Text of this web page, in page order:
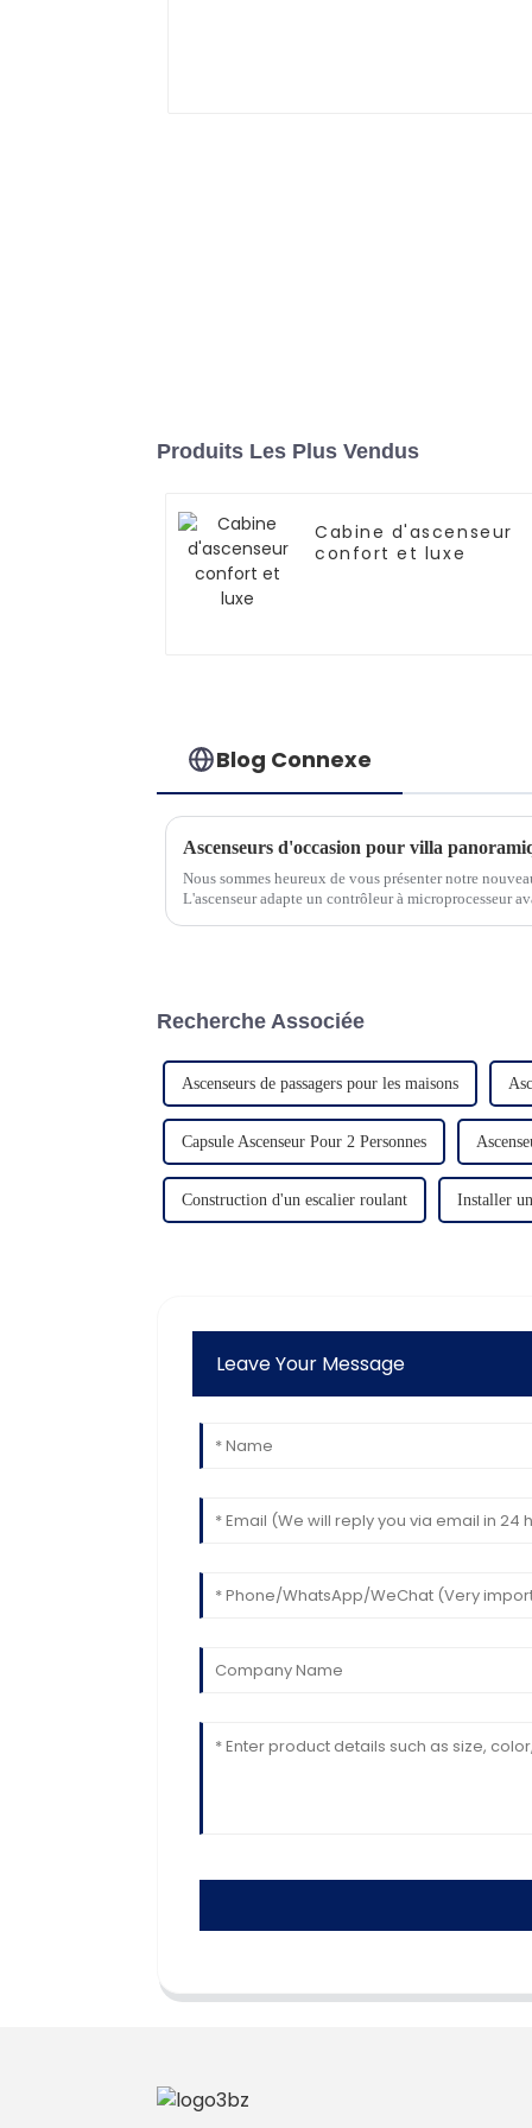
Produits Les Plus Vendus
Cabine d'ascenseur
confort et luxe
Blog Connexe
Ascenseurs d'occasion pour villa
Nous sommes heureux de vous présenter notre
L'ascenseur adapte un contrôleur à microprocesseur
Recherche Associée
Ascenseurs de passagers pour les maisons
Capsule Ascenseur Pour 2 Personnes
Construction d'un escalier roulant Installer
Leave Your Message